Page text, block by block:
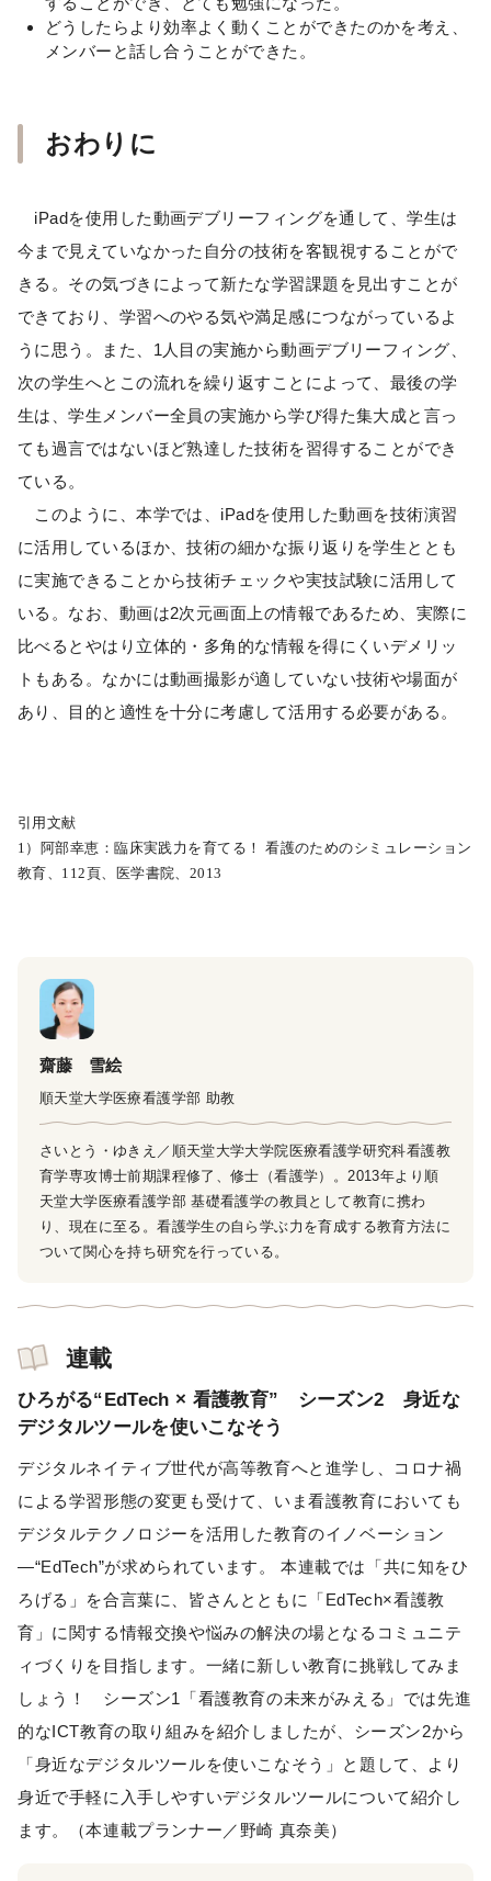
どうしたらより効率よく動くことができたのかを考え、
メンバーと話し合うことができた。
おわりに
iPadを使用した動画デブリーフィングを通して、学生は
今まで見えていなかった自分の技術を客観視することがで
きる。その気づきによって新たな学習課題を見出すことが
できており、学習へのやる気や満足感につながっているよ
うに思う。また、1人目の実施から動画デブリーフィング、
次の学生へとこの流れを繰り返すことによって、最後の学
生は、学生メンバー全員の実施から学び得た集大成と言っ
ても過言ではないほど熟達した技術を習得することができ
ている。
このように、本学では、iPadを使用した動画を技術演習
に活用しているほか、技術の細かな振り返りを学生ととも
に実施できることから技術チェックや実技試験に活用して
いる。なお、動画は2次元画面上の情報であるため、実際に
比べるとやはり立体的・多角的な情報を得にくいデメリッ
トもある。なかには動画撮影が適していない技術や場面が
あり、目的と適性を十分に考慮して活用する必要がある。
引用文献
1）阿部幸恵：臨床実践力を育てる！ 看護のためのシミュレーション
教育、112頁、医学書院、2013
齋藤 雪絵
順天堂大学医療看護学部 助教
さいとう・ゆきえ／順天堂大学大学院医療看護学研究科看護教
育学専攻博士前期課程修了、修士（看護学）。2013年より順
天堂大学医療看護学部 基礎看護学の教員として教育に携わ
り、現在に至る。看護学生の自ら学ぶ力を育成する教育方法に
ついて関心を持ち研究を行っている。
連載
ひろがる“EdTech × 看護教育” シーズン2 身近な
デジタルツールを使いこなそう
デジタルネイティブ世代が高等教育へと進学し、コロナ禍
による学習形態の変更も受けて、いま看護教育においても
デジタルテクノロジーを活用した教育のイノベーション
―“EdTech”が求められています。 本連載では「共に知をひ
ろげる」を合言葉に、皆さんとともに「EdTech×看護教
育」に関する情報交換や悩みの解決の場となるコミュニテ
ィづくりを目指します。一緒に新しい教育に挑戦してみま
しょう！ シーズン1「看護教育の未来がみえる」では先進
的なICT教育の取り組みを紹介しましたが、シーズン2から
「身近なデジタルツールを使いこなそう」と題して、より
身近で手軽に入手しやすいデジタルツールについて紹介し
ます。（本連載プランナー／野崎 真奈美）